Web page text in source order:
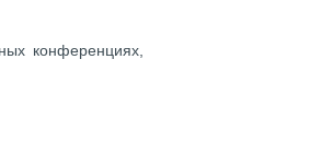
конференциях,